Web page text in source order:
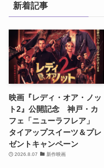
新着記事
映画『レディ・オア・ノッ
ト2』公開記念 神戸・カ
フェ「ニューラフレア」
タイアップスイーツ＆プレ
ゼントキャンペーン
2026.8.07 新作映画